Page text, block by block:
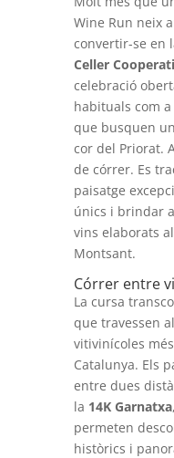
Wine Run neix
convertir-se en
Celler
celebració
habituals com
que busquen
cor del Priorat.
de córrer. Es
paisatge
únics i brindar
vins elaborats
Montsant.
Córrer entre
La cursa
que travessen
vitivinícoles
Catalunya. Els
entre dues
la 14K Garnatxa
permeten
històrics i